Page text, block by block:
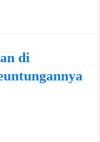
di